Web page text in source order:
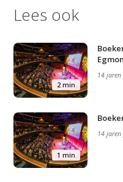
Lees ook
2 min
14 jaren
1 min
14 jaren